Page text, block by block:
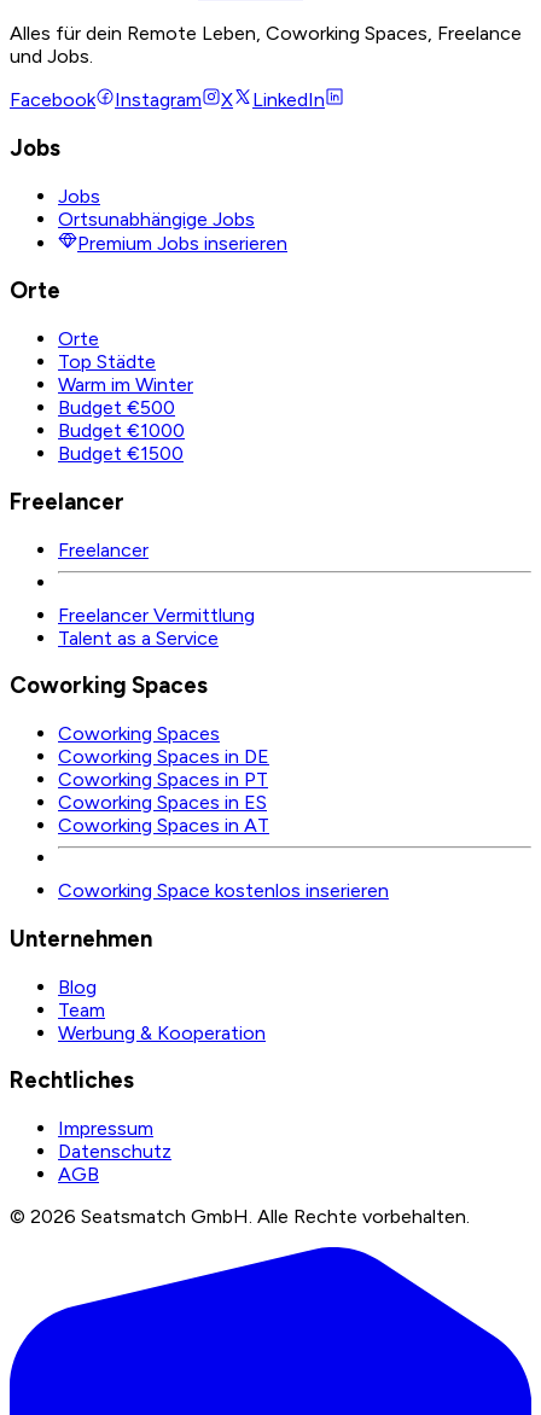
Alles für dein Remote Leben, Coworking Spaces, Freelance
und Jobs.
Facebook
Instagram X LinkedIn
Jobs
Jobs
Ortsunabhängige Jobs
Premium Jobs inserieren
Orte
Orte
Top Städte
Warm im Winter
Budget €500
Budget €1000
Budget €1500
Freelancer
Freelancer
Freelancer Vermittlung
Talent as a Service
Coworking Spaces
Coworking Spaces
Coworking Spaces in DE
Coworking Spaces in PT
Coworking Spaces in ES
Coworking Spaces in AT
Coworking Space kostenlos inserieren
Unternehmen
Blog
Team
Werbung & Kooperation
Rechtliches
Impressum
Datenschutz
AGB
© 2026 Seatsmatch GmbH. Alle Rechte vorbehalten.